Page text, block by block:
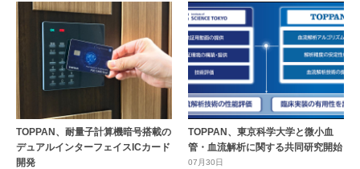
TOPPAN、耐量子計算機暗号搭載の
デュアルインターフェイスICカード
開発
TOPPAN、東京科学大学と微小血
管・血流解析に関する共同研究開始
07月30日